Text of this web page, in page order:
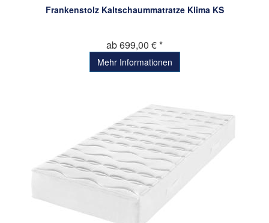
Frankenstolz Kaltschaummatratze Klima KS
ab 699,00 € *
Mehr Informationen